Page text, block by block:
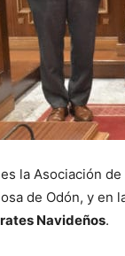
es la Asociación
de Odón, y en
Navideños.